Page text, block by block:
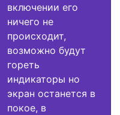
включении его
ничего не
происходит,
возможно будут
гореть
индикаторы но
экран останется в
покое, в